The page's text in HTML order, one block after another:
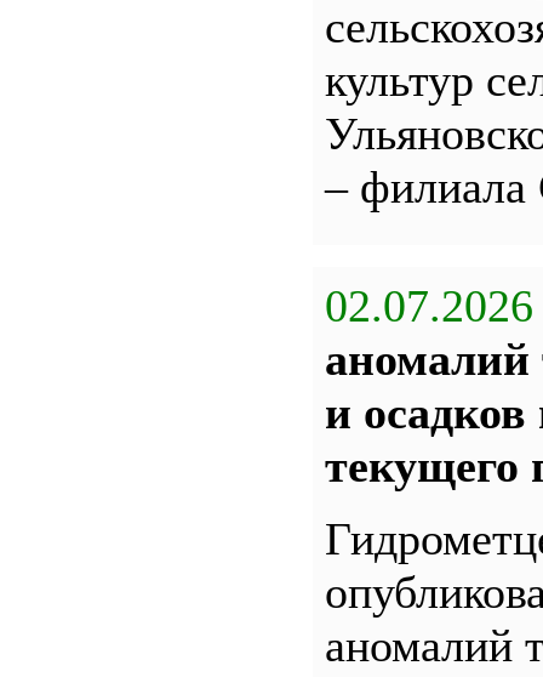
культур
–
02.07.2026
аномалий
и
текущего
аномалий